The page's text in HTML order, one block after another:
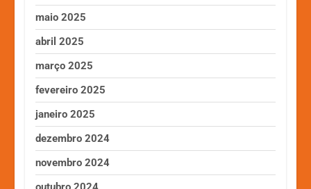
maio 2025
abril 2025
março 2025
fevereiro 2025
janeiro 2025
dezembro 2024
novembro 2024